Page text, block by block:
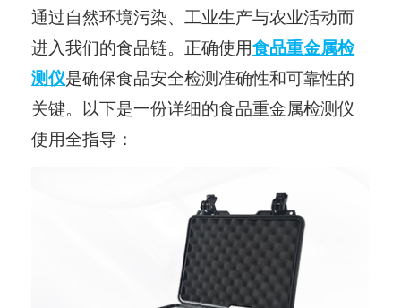
通过自然环境污染、工业生产与农业活动而
进入我们的食品链。正确使用食品重金属检
测仪是确保食品安全检测准确性和可靠性的
关键。以下是一份详细的食品重金属检测仪
使用全指导：